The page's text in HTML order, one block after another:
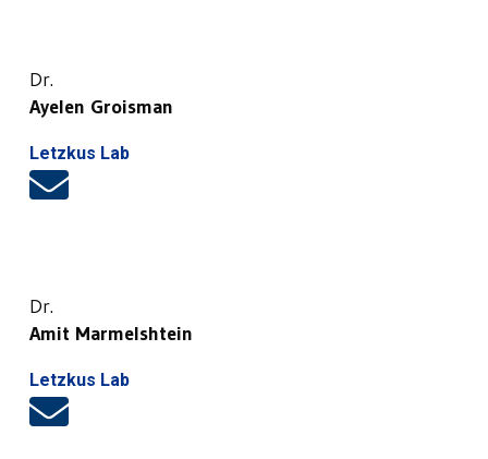
Dr.
Ayelen Groisman
Letzkus Lab
Dr.
Amit Marmelshtein
Letzkus Lab